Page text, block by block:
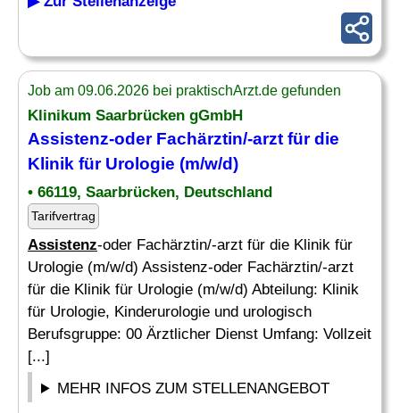
Job am 09.06.2026 bei praktischArzt.de gefunden
Klinikum Saarbrücken gGmbH
Assistenz-oder Fachärztin/-arzt für die
Klinik für Urologie (m/w/d)
• 66119, Saarbrücken, Deutschland
Tarifvertrag
Assistenz-oder Fachärztin/-arzt für die Klinik für
Urologie (m/w/d) Assistenz-oder Fachärztin/-arzt
für die Klinik für Urologie (m/w/d) Abteilung: Klinik
für Urologie, Kinderurologie und urologisch
Berufsgruppe: 00 Ärztlicher Dienst Umfang: Vollzeit
[...]
MEHR INFOS ZUM STELLENANGEBOT